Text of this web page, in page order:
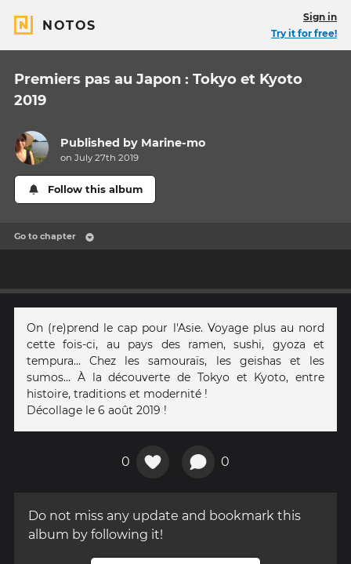
NOTOS
Sign in
Try it for free!
Premiers pas au Japon : Tokyo et Kyoto
2019
Published by Marine-mo
on July 27th 2019
Follow this album
Go to chapter
On (re)prend le cap pour l'Asie. Voyage plus au nord
cette fois-ci, au pays des ramen, sushi, gyoza et
tempura... Chez les samouraïs, les geishas et les
sumos... À la découverte de Tokyo et Kyoto, entre
histoire, traditions et modernité !
Décollage le 6 août 2019 !
0 0
Do not miss any update and bookmark this
album by following it!